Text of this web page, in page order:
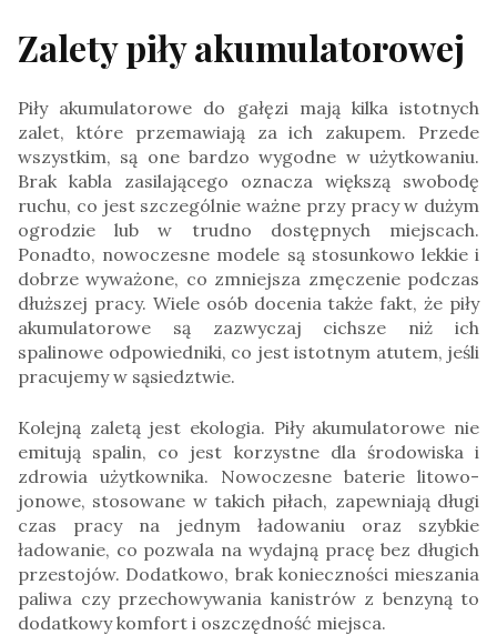
Zalety piły akumulatorowej
Piły akumulatorowe do gałęzi mają kilka istotnych
zalet, które przemawiają za ich zakupem. Przede
wszystkim, są one bardzo wygodne w użytkowaniu.
Brak kabla zasilającego oznacza większą swobodę
ruchu, co jest szczególnie ważne przy pracy w dużym
ogrodzie lub w trudno dostępnych miejscach.
Ponadto, nowoczesne modele są stosunkowo lekkie i
dobrze wyważone, co zmniejsza zmęczenie podczas
dłuższej pracy. Wiele osób docenia także fakt, że piły
akumulatorowe są zazwyczaj cichsze niż ich
spalinowe odpowiedniki, co jest istotnym atutem, jeśli
pracujemy w sąsiedztwie.
Kolejną zaletą jest ekologia. Piły akumulatorowe nie
emitują spalin, co jest korzystne dla środowiska i
zdrowia użytkownika. Nowoczesne baterie litowo-
jonowe, stosowane w takich piłach, zapewniają długi
czas pracy na jednym ładowaniu oraz szybkie
ładowanie, co pozwala na wydajną pracę bez długich
przestojów. Dodatkowo, brak konieczności mieszania
paliwa czy przechowywania kanistrów z benzyną to
dodatkowy komfort i oszczędność miejsca.